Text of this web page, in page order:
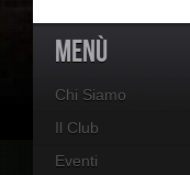
MENÙ
Chi Siamo
Il Club
Eventi